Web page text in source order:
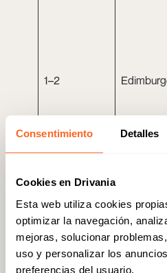
Consentimiento Detalles
Cookies en Drivania
Esta web utiliza cookies
optimizar la navegación,
mejoras, solucionar
uso y personalizar los
preferencias del usuario.
1–2
3
Glamis y
Dunnottar